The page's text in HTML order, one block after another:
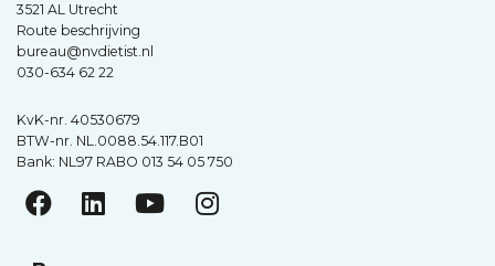
3521 AL Utrecht
Route beschrijving
bureau@nvdietist.nl
030-634 62 22
KvK-nr. 40530679
BTW-nr. NL.0088.54.117.B01
Bank: NL97 RABO 013 54 05 750